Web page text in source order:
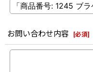
お問い合わせ内容 [必須]